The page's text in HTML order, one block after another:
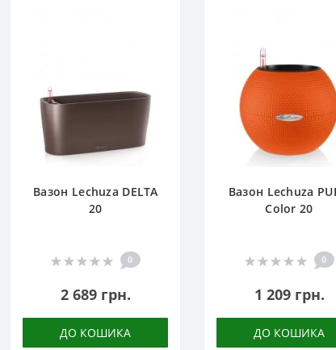
Вазон Lechuza DELTA
20
0
2 689 грн.
ДО КОШИКА
Вазон Lechuza
Color 20
0
1 209 грн.
ДО КОШИКА